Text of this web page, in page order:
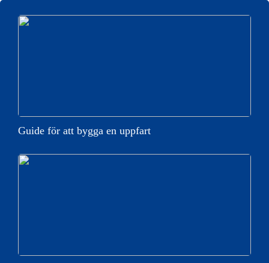
Guide för att bygga en uppfart